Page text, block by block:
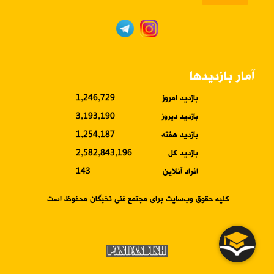
آمار بازدیدها
بازدید امروز
1,246,729
بازدید دیروز
3,193,190
بازدید هفته
1,254,187
بازدید کل
2,582,843,196
افراد آنلاین
143
کلیه حقوق وب‌سایت برای مجتمع فنی نخبگان محفوظ است